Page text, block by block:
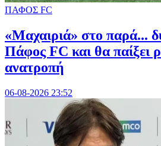
ΠΑΦΟΣ FC
«Μαχαιριά» στο παρά...
Πάφος FC και θα παίξει
ανατροπή
06-08-2026 23:52